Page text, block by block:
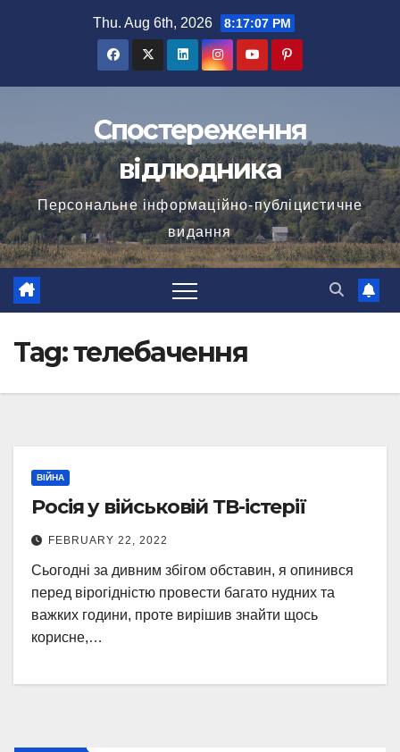
Thu. Aug 6th, 2026 8:17:07 PM
Спостереження
відлюдника
Персональне інформаційно-публіцистичне
видання
Tag:телебачення
ВІЙНА
Росія у військовій ТВ-істерії
FEBRUARY 22, 2022
Сьогодні за дивним збігом обставин, я опинився
перед вірогідністю провести багато нудних та
важких години, проте вирішив знайти щось
корисне,…